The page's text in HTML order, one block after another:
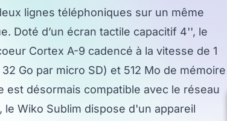
lignes téléphoniques sur un même
Doté d’un écran tactile capacitif 4'', le
Cortex A-9 cadencé à la vitesse de 1
Go par micro SD) et 512 Mo de mémoire
est désormais compatible avec le réseau
Wiko Sublim dispose d'un appareil